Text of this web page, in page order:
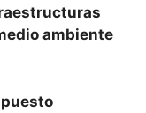
ambiente